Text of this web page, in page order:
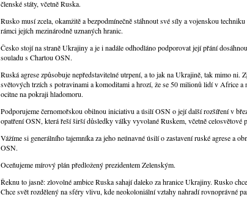
členské státy, včetně Ruska.
Rusko musí zcela, okamžitě a bezpodmínečně stáhnout své síly a vojenskou
rámci jejích mezinárodně uznaných hranic.
Česko stojí na straně Ukrajiny a je i nadále odhodláno podporovat její přání
souladu s Chartou OSN.
Ruská agrese způsobuje nepředstavitelné utrpení, a to jak na Ukrajině, tak mimo ni.
světových trzích s potravinami a komoditami a hrozí, že se 50 milionů lidí v Africe a
ocitne na pokraji hladomoru.
Podporujeme černomořskou obilnou iniciativu a úsilí OSN o její další rozšíření v
opatření OSN, která řeší širší důsledky války vyvolané Ruskem, včetně celosvětové
Vážíme si generálního tajemníka za jeho neúnavné úsilí o zastavení ruské agrese a
OSN.
Oceňujeme mírový plán předložený prezidentem Zelenským.
Řeknu to jasně: zlovolné ambice Ruska sahají daleko za hranice Ukrajiny. Rusko
Chce svět rozdělený na sféry vlivu, kde neokoloniální vztahy nahradí rovnoprávné